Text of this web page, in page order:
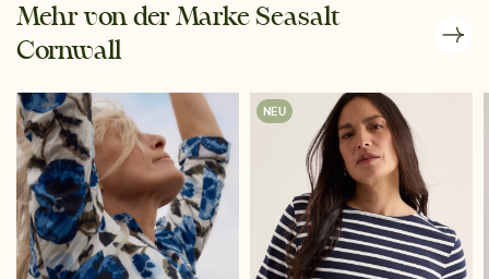
Mehr von der Marke Seasalt
Cornwall
NEU